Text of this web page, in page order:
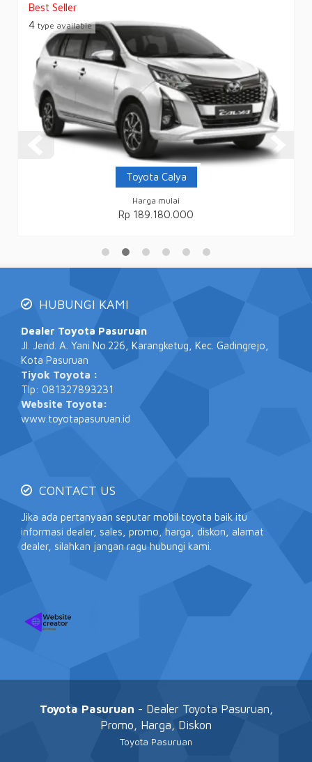
Best Seller
4 type available
Toyota Calya
Harga mulai
Rp 189.180.000
HUBUNGI KAMI
Dealer Toyota Pasuruan
Jl. Jend. A. Yani No.226, Karangketug, Kec. Gadingrejo,
Kota Pasuruan
Tiyok Toyota :
Tlp: 081327893231
Website Toyota:
www.toyotapasuruan.id
CONTACT US
Jika ada pertanyaan seputar mobil toyota baik itu
informasi dealer, sales, promo, harga, diskon, alamat
dealer, silahkan jangan ragu hubungi kami.
Toyota Pasuruan - Dealer Toyota Pasuruan,
Promo, Harga, Diskon
Toyota Pasuruan